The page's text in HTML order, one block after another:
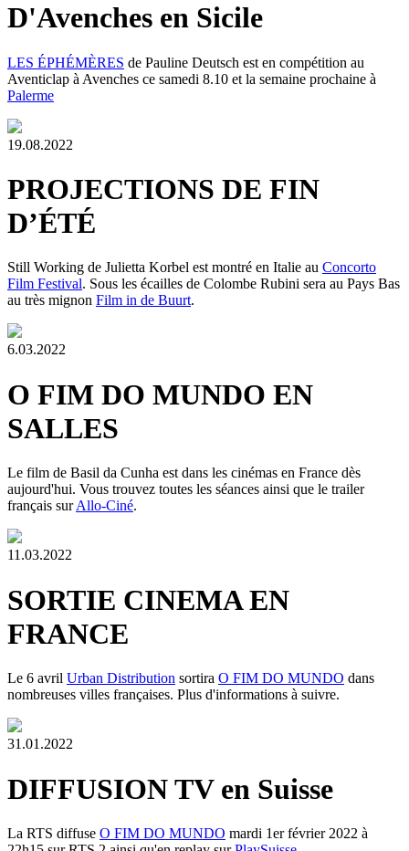
D'Avenches en Sicile
LES ÉPHÉMÈRES de Pauline Deutsch est en compétition au
Aventiclap à Avenches ce samedi 8.10 et la semaine prochaine à
Palerme
19.08.2022
PROJECTIONS DE FIN
D’ÉTÉ
Still Working de Julietta Korbel est montré en Italie au Concorto
Film Festival. Sous les écailles de Colombe Rubini sera au Pays Bas
au très mignon Film in de Buurt.
6.03.2022
O FIM DO MUNDO EN
SALLES
Le film de Basil da Cunha est dans les cinémas en France dès
aujourd'hui. Vous trouvez toutes les séances ainsi que le trailer
français surAllo-Ciné.
11.03.2022
SORTIE CINEMA EN
FRANCE
Le 6 avril Urban Distribution sortira O FIM DO MUNDO dans
nombreuses villes françaises. Plus d'informations à suivre.
31.01.2022
DIFFUSION TV en Suisse
La RTS diffuse O FIM DO MUNDO mardi 1er février 2022 à